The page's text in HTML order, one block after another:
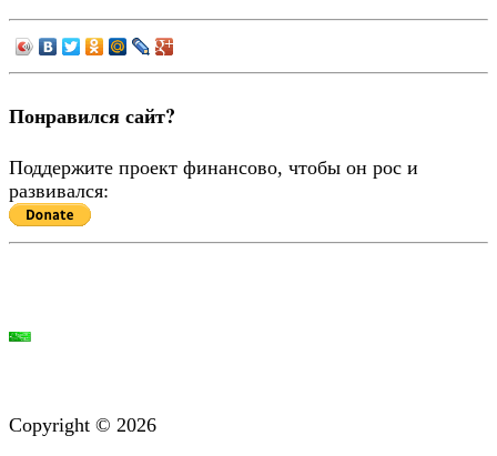
Понравился сайт?
Поддержите проект финансово, чтобы он рос и
развивался:
Copyright © 2026